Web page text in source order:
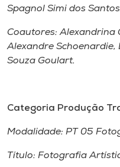
Spagnol Simi dos
Coautores: Alexandrina
Alexandre Schoenardie,
Souza Goulart.
Categoria Produção
Modalidade: PT 05
Título: Fotografia